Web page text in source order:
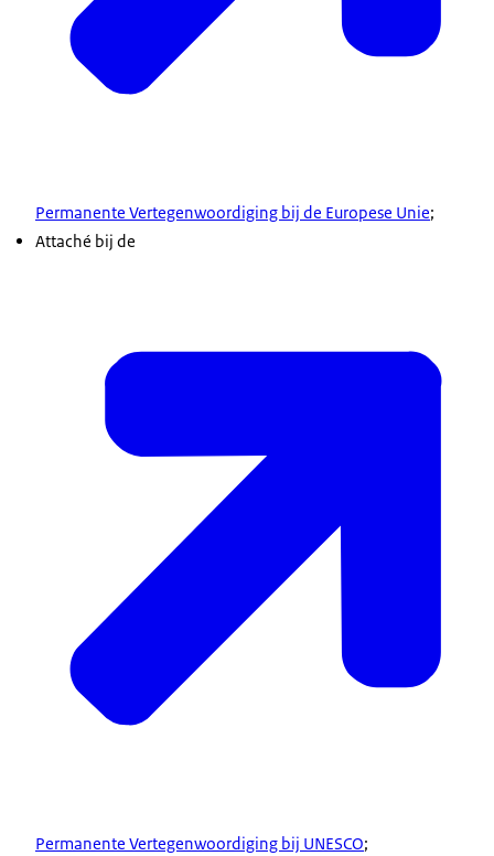
Permanente Vertegenwoordiging bij de Europese Unie;
Attaché bij de
Permanente Vertegenwoordiging bij UNESCO;